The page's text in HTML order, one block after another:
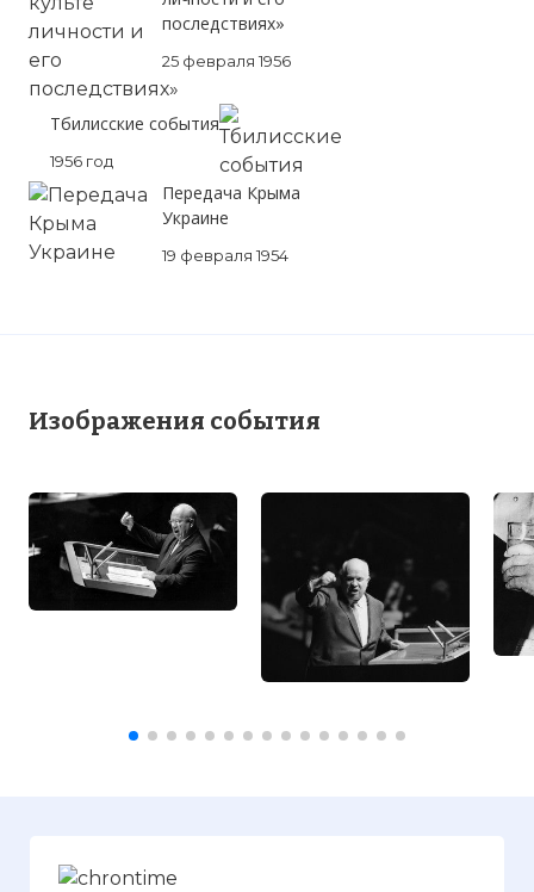
последствиях»
25 февраля 1956
Тбилисские события
1956 год
Передача Крыма
Украине
19 февраля 1954
Изображения события
Вернуться в статью:
«кузькину мать»